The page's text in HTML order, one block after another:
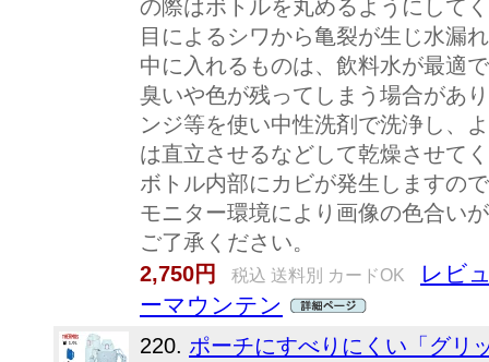
の際はボトルを丸めるようにし
目によるシワから亀裂が生じ水漏
中に入れるものは、飲料水が最
臭いや色が残ってしまう場合があ
ンジ等を使い中性洗剤で洗浄し
は直立させるなどして乾燥させ
ボトル内部にカビが発生しますの
モニター環境により画像の色合い
ご了承ください。
2,750円
税込 送料別 カードOK
レビ
ーマウンテン
220. ポーチにすべりにくい「グリ